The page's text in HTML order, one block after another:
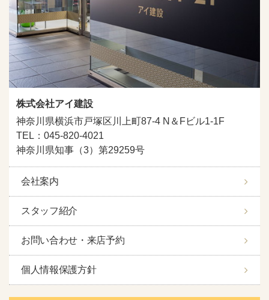
株式会社アイ建設
神奈川県横浜市戸塚区川上町87-4 N＆Fビル1-1F
TEL：045-820-4021
神奈川県知事（3）第29259号
会社案内
スタッフ紹介
お問い合わせ・来店予約
個人情報保護方針